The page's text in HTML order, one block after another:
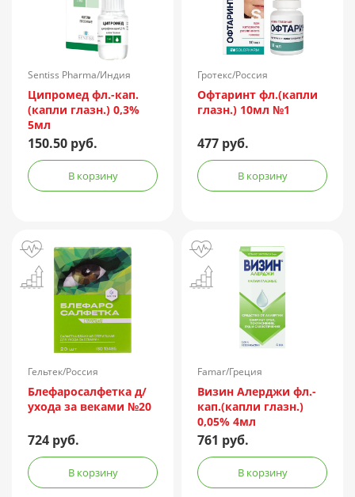
Sentiss Pharma/Индия
Ципромед фл.-кап.
(капли глазн.) 0,3%
5мл
150.50 руб.
В корзину
Гротекс/Россия
Офтаринт фл.(капли
глазн.) 10мл №1
477 руб.
В корзину
Гельтек/Россия
Блефаросалфетка д/
ухода за веками №20
724 руб.
В корзину
Famar/Греция
Визин Алерджи фл.-
кап.(капли глазн.)
0,05% 4мл
761 руб.
В корзину